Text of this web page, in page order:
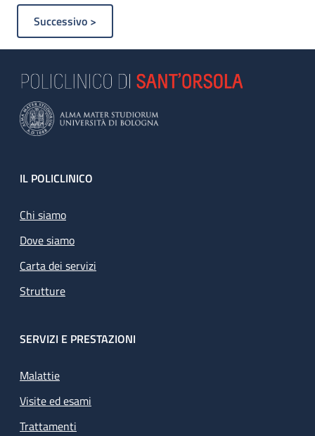
Footer
IL POLICLINICO
Chi siamo
Dove siamo
Carta dei servizi
Strutture
SERVIZI E PRESTAZIONI
Malattie
Visite ed esami
Trattamenti